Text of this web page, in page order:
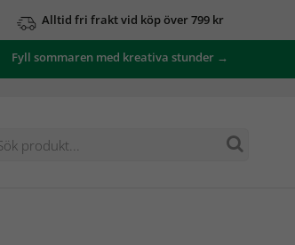
Alltid fri frakt vid köp över 799 kr
Fyll sommaren med kreativa stunder →